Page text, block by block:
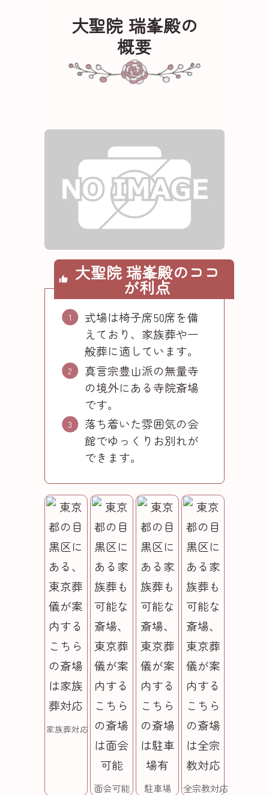
大聖院 瑞峯殿の
概要
大聖院 瑞峯殿のココ
が利点
式場は椅子席50席を備
えており、家族葬や一
般葬に適しています。
真言宗豊山派の無量寺
の境外にある寺院斎場
です。
落ち着いた雰囲気の会
館でゆっくりお別れが
できます。
家族葬対応
面会可能 駐車場 全宗教対応